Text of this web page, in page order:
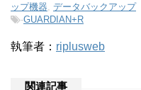
ップ機器 データバックアップ
-GUARDIAN+R
執筆者： riplusweb
関連記事